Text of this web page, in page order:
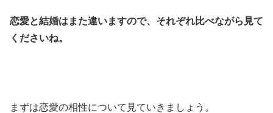
恋愛と結婚はまた違いますので、それぞれ比べながら見て
くださいね。
まずは恋愛の相性について見ていきましょう。